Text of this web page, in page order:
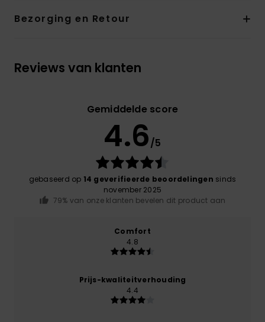
Bezorging en Retour
Reviews van klanten
Gemiddelde score
4.6/5
gebaseerd op 14 geverifieerde beoordelingen sinds
november 2025
79% van onze klanten bevelen dit product aan
Comfort
4.8
Prijs-kwaliteitverhouding
4.4